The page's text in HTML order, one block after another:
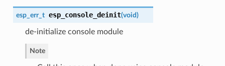
esp_err_t esp_console_deinit(void)
de-initialize console module
Note